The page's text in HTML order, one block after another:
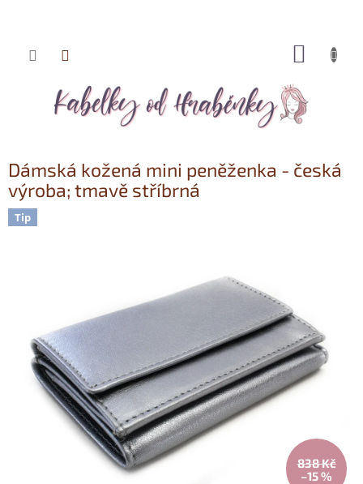
Přejít
Dámská kožená mini peněženka - česká
výroba; tmavě stříbrná
Tip
838 Kč
–15 %